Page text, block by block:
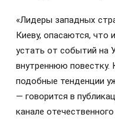
«Лидеры западных
Киеву, опасаются, что
устать от событий на
внутреннюю повестку.
подобные тенденции
— говорится в
канале